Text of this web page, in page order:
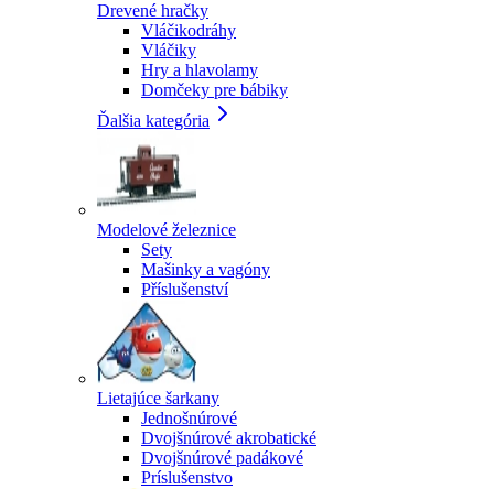
Drevené hračky
Vláčikodráhy
Vláčiky
Hry a hlavolamy
Domčeky pre bábiky
Ďalšia kategória
Modelové železnice
Sety
Mašinky a vagóny
Příslušenství
Lietajúce šarkany
Jednošnúrové
Dvojšnúrové akrobatické
Dvojšnúrové padákové
Príslušenstvo